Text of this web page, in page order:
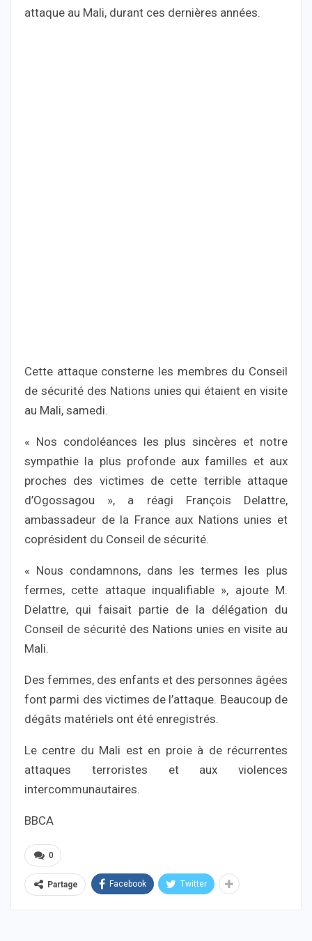
attaque au Mali, durant ces dernières années.
Cette attaque consterne les membres du Conseil
de sécurité des Nations unies qui étaient en visite
au Mali, samedi.
« Nos condoléances les plus sincères et notre
sympathie la plus profonde aux familles et aux
proches des victimes de cette terrible attaque
d’Ogossagou », a réagi François Delattre,
ambassadeur de la France aux Nations unies et
coprésident du Conseil de sécurité.
« Nous condamnons, dans les termes les plus
fermes, cette attaque inqualifiable », ajoute M.
Delattre, qui faisait partie de la délégation du
Conseil de sécurité des Nations unies en visite au
Mali.
Des femmes, des enfants et des personnes âgées
font parmi des victimes de l’attaque. Beaucoup de
dégâts matériels ont été enregistrés.
Le centre du Mali est en proie à de récurrentes
attaques terroristes et aux violences
intercommunautaires.
BBCA
0
Partage Facebook Twitter